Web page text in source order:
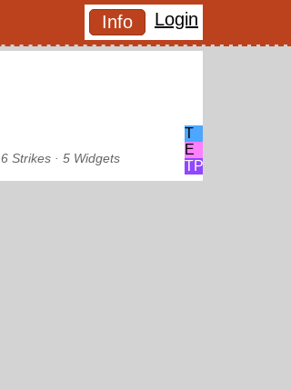
Info Login
6 Strikes · 5 Widgets
T
E
TP